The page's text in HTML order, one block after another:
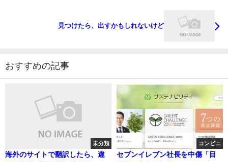
見つけたら、出すかもしれないけど
おすすめの記事
未分類
海外のサイトで翻訳したら、違
コンビニ
セブンイレブン社長を中傷「目